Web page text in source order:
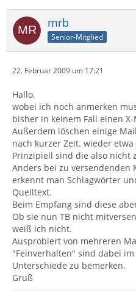
mrb
Senior-Mitglied
22. Februar 2009 um 17:21
Hallo,
wobei ich noch anmerken
bisher in keinem Fall einen
Außerdem löschen einige
nach kurzer Zeit. wieder etwa
Prinzipiell sind die also nicht
Anders bei zu versendenden
erkennt man Schlagwörter
Quelltext.
Beim Empfang sind diese
Ob sie nun TB nicht
weiß ich nicht.
Ausprobiert von mehreren
"Feinverhalten" sind dabei
Unterschiede zu bemerken.
Gruß